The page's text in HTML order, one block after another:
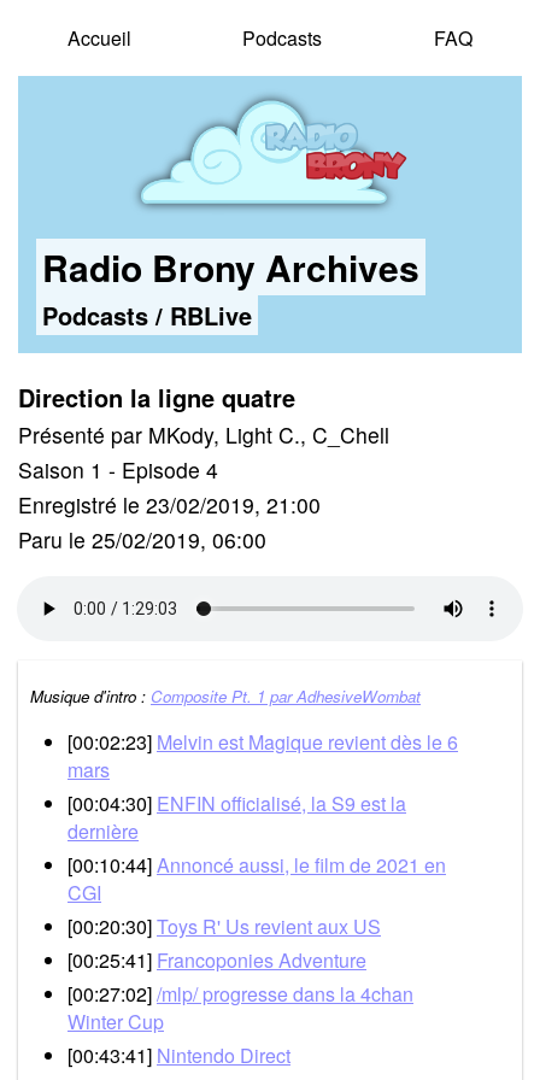
Accueil Podcasts FAQ
Radio Brony Archives
Podcasts/ RBLive
Direction la ligne quatre
Présenté par MKody, Light C., C_Chell
Saison 1 - Episode 4
Enregistré le 23/02/2019, 21:00
Paru le 25/02/2019, 06:00
Musique d'intro : Composite Pt. 1 par AdhesiveWombat
[00:02:23] Melvin est Magique revient dès le 6
mars
[00:04:30] ENFIN officialisé, la S9 est la
dernière
[00:10:44]Annoncé aussi, le film de 2021 en
CGI
[00:20:30]Toys R' Us revient aux US
[00:25:41] Francoponies Adventure
[00:27:02]/mlp/ progresse dans la 4chan
Winter Cup
[00:43:41] Nintendo Direct